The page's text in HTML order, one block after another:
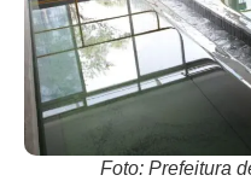
Foto: Prefeitura